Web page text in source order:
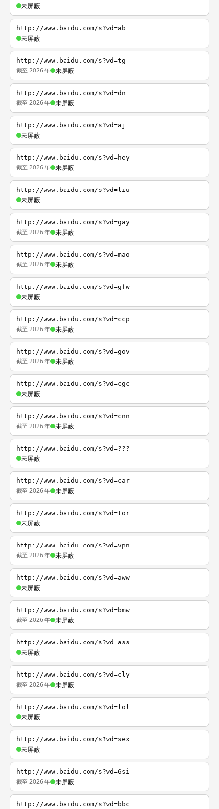
未屏蔽
http://www.baidu.com/s?wd=ab
未屏蔽
http://www.baidu.com/s?wd=tg
截至 2026 年 未屏蔽
http://www.baidu.com/s?wd=dn
截至 2026 年 未屏蔽
http://www.baidu.com/s?wd=aj
未屏蔽
http://www.baidu.com/s?wd=hey
截至 2026 年 未屏蔽
http://www.baidu.com/s?wd=liu
未屏蔽
http://www.baidu.com/s?wd=gay
截至 2026 年 未屏蔽
http://www.baidu.com/s?wd=mao
截至 2026 年 未屏蔽
http://www.baidu.com/s?wd=gfw
未屏蔽
http://www.baidu.com/s?wd=ccp
截至 2026 年 未屏蔽
http://www.baidu.com/s?wd=gov
截至 2026 年 未屏蔽
http://www.baidu.com/s?wd=cgc
未屏蔽
http://www.baidu.com/s?wd=cnn
截至 2026 年 未屏蔽
http://www.baidu.com/s?wd=???
未屏蔽
http://www.baidu.com/s?wd=car
截至 2026 年 未屏蔽
http://www.baidu.com/s?wd=tor
未屏蔽
http://www.baidu.com/s?wd=vpn
截至 2026 年 未屏蔽
http://www.baidu.com/s?wd=aww
未屏蔽
http://www.baidu.com/s?wd=bmw
截至 2026 年 未屏蔽
http://www.baidu.com/s?wd=ass
未屏蔽
http://www.baidu.com/s?wd=cly
截至 2026 年 未屏蔽
http://www.baidu.com/s?wd=lol
未屏蔽
http://www.baidu.com/s?wd=sex
未屏蔽
http://www.baidu.com/s?wd=6si
截至 2026 年 未屏蔽
http://www.baidu.com/s?wd=bbc